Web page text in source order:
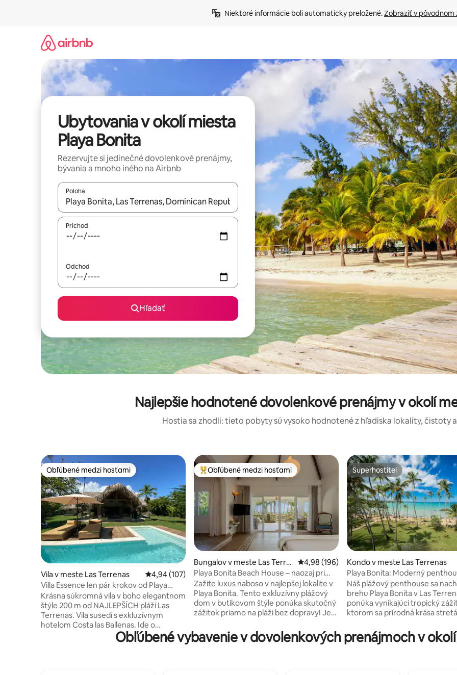
Niektoré informácie boli automaticky preložené. Zobraziť v pôvodnom
Ubytovania v okolí miesta
Playa Bonita
Rezervujte si jedinečné dovolenkové prenájmy,
bývania a mnoho iného na Airbnb
Poloha
Keď budú výsledky k dispozícii, môžete si ich prechádzať pomocou klávesov so šípkami nahor a nadol alebo ich
Príchod
Odchod
Hľadať
Najlepšie hodnotené dovolenkové prenájmy v okolí
Hostia sa zhodli: tieto pobyty sú vysoko hodnotené z hľadiska lokality, čistoty
Obľúbené medzi hosťami
Obľúbené medzi hosťami
Vila v meste Las Terrenas Priemerné ohodnotenie 4,94 z 5, počet hodnotení: 107
4,94 (107)
Villa Essence len pár krokov od Playa
Bonita
Krásna súkromná vila v boho elegantnom
štýle 200 m od NAJLEPŠÍCH pláží Las
Terrenas. Vila susedí s exkluzívnym
hotelom Costa las Ballenas. Ide o
súkromný obytný dom s 24-hodinovou
bezpečnostnou službou a priamym
Najobľúbenejšie medzi hosťami
Obľúbené medzi hosťami
Bungalov v meste Las Terre
nas
Priemerné ohodnotenie 4,98 z 5, počet
4,98 (196)
Playa Bonita Beach House – naozaj pri
oceáne!
Zažite luxus naboso v najlepšej lokalite v
Playa Bonita. Tento exkluzívny plážový
dom v butikovom štýle ponúka skutočný
zážitok priamo na pláži bez dopravy! Je
osoby) a kombinuje moderné pohodlie s
udržateľnosťou: zvukotesné okná v
Superhostiteľ
Superhostiteľ
Kondo v meste Las Terrenas
Playa Bonita: Moderný
pláži
Náš plážový penthouse sa
brehu Playa Bonita v Las
ponúka vynikajúci tropický
ktorom sa prírodná krása
panoramatickým výhľadom na
užívajte si pokojné rána
Obľúbené vybavenie v dovolenkových prenájmoch v